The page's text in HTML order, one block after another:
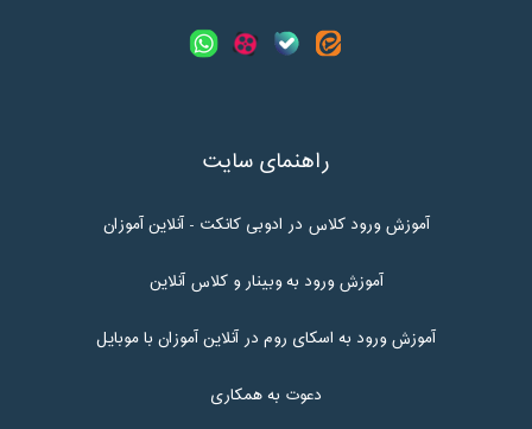
راهنمای سایت
آموزش ورود کلاس در ادوبی کانکت - آنلاین آموزان
آموزش ورود به وبینار و کلاس آنلاین
آموزش ورود به اسکای روم در آنلاین آموزان با موبایل
دعوت به همکاری